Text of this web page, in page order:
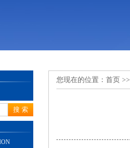
您现在的位置： 首页 >>